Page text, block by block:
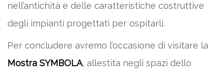
nell’antichità e delle caratteristiche costruttive
degli impianti progettati per ospitarli.
Per concludere avremo l’occasione di visitare la
Mostra SYMBOLA, allestita negli spazi dello